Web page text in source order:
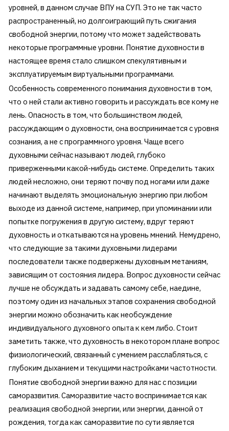
уровней, в данном случае ВПУ на СУП. Это не так часто
распространенный, но долгоиграющий путь сжигания
свободной энергии, потому что может задействовать
некоторые программные уровни. Понятие духовности в
настоящее время стало слишком спекулятивным и
эксплуатируемым виртуальными программами.
Особенность современного понимания духовности в том,
что о ней стали активно говорить и рассуждать все кому не
лень. Опасность в том, что большинством людей,
рассуждающим о духовности, она воспринимается с уровня
сознания, а не с программного уровня. Чаще всего
духовными сейчас называют людей, глубоко
приверженными какой-нибудь системе. Определить таких
людей несложно, они теряют почву под ногами или даже
начинают выделять эмоциональную энергию при любом
выходе из данной системе, например, при упоминании или
попытке погружения в другую систему, вдруг теряют
духовность и откатываются на уровень мнений. Немудрено,
что следующие за такими духовными лидерами
последователи также подвержены духовным метаниям,
зависящим от состояния лидера. Вопрос духовности сейчас
лучше не обсуждать и задавать самому себе, наедине,
поэтому один из начальных этапов сохранения свободной
энергии можно обозначить как необсуждение
индивидуального духовного опыта к кем либо. Стоит
заметить также, что духовность в некотором плане вопрос
физиологический, связанный с умением расслабляться, с
глубоким дыханием и текущими настройками частотности.
Понятие свободной энергии важно для нас с позиции
саморазвития. Саморазвитие часто воспринимается как
реализация свободной энергии, или энергии, данной от
рождения, тогда как саморазвитие по сути является